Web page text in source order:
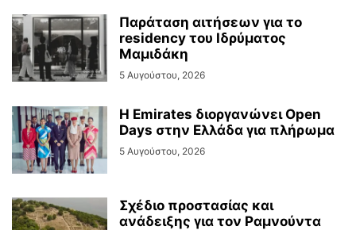
Παράταση αιτήσεων για το
residency του Ιδρύματος
Μαμιδάκη
5 Αυγούστου, 2026
Η Emirates διοργανώνει Open
Days στην Ελλάδα για πλήρωμα
5 Αυγούστου, 2026
Σχέδιο προστασίας και
ανάδειξης για τον Ραμνούντα